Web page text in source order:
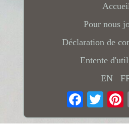
Pour nous
Déclaration de
Entente
EN